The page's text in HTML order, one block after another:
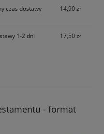
czas dostawy
14,90 zł
1-2 dni
17,50 zł
- format